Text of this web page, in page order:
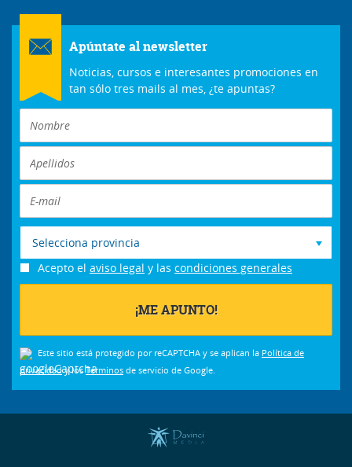
Apúntate al newsletter
Noticias, cursos e interesantes promociones en
tan sólo tres mails al mes, ¿te apuntas?
Selecciona provincia
Acepto el aviso legal y las condiciones generales
Este sitio está protegido por reCAPTCHA y se aplican la Política de
privacidady losTérminos de servicio de Google.